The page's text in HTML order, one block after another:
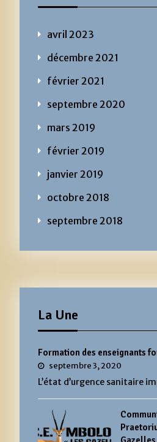
avril 2023
décembre 2021
février 2021
septembre 2020
mars 2019
février 2019
janvier 2019
octobre 2018
septembre 2018
La Une
Formation des enseignants
septembre 3, 2020
L’état d’urgence sanitaire